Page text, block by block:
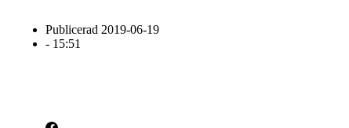
Publicerad 2019-06-19
- 15:51